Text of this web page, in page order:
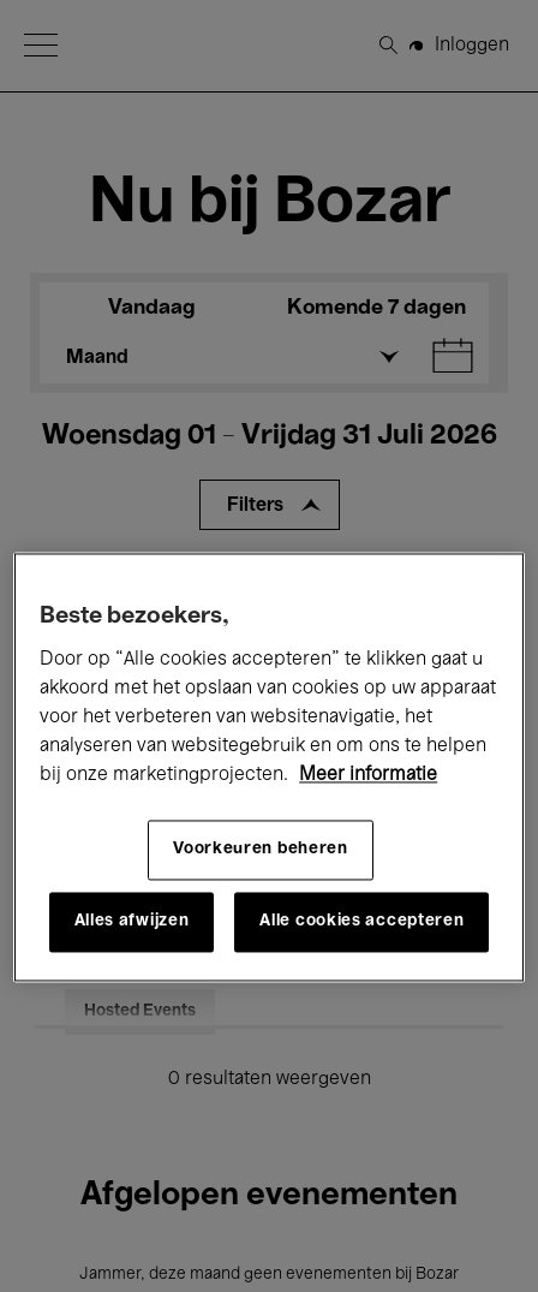
Open Menu
Zoeken
Inloggen
Nu bij Bozar
Vandaag Komende 7 dagen
Maand
Woensdag 01 - Vrijdag 31 Juli 2026
Filters
Performances Lezingen & Debatten
Jazz Klassieke Muziek Global Music
Onderwijs Rondleidingen
Hosted Events
0 resultaten weergeven
Afgelopen evenementen
Jammer, deze maand geen evenementen bij Bozar
Beste bezoekers,
Door op “Alle cookies accepteren” te klikken gaat u
akkoord met het opslaan van cookies op uw apparaat
voor het verbeteren van websitenavigatie, het
analyseren van websitegebruik en om ons te helpen
bij onze marketingprojecten.
Meer informatie
Voorkeuren beheren
Alles afwijzen Alle cookies accepteren